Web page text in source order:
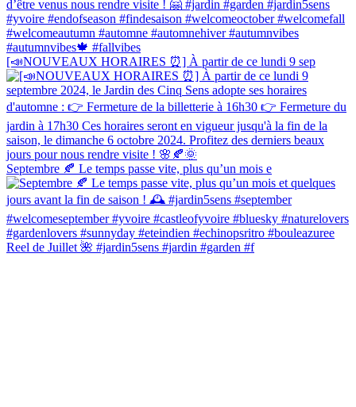
[📣NOUVEAUX HORAIRES ⏰] À partir de ce lundi 9 sep
Septembre 🍂 Le temps passe vite, plus qu’un mois e
Reel de Juillet 🌺 #jardin5sens #jardin #garden #f